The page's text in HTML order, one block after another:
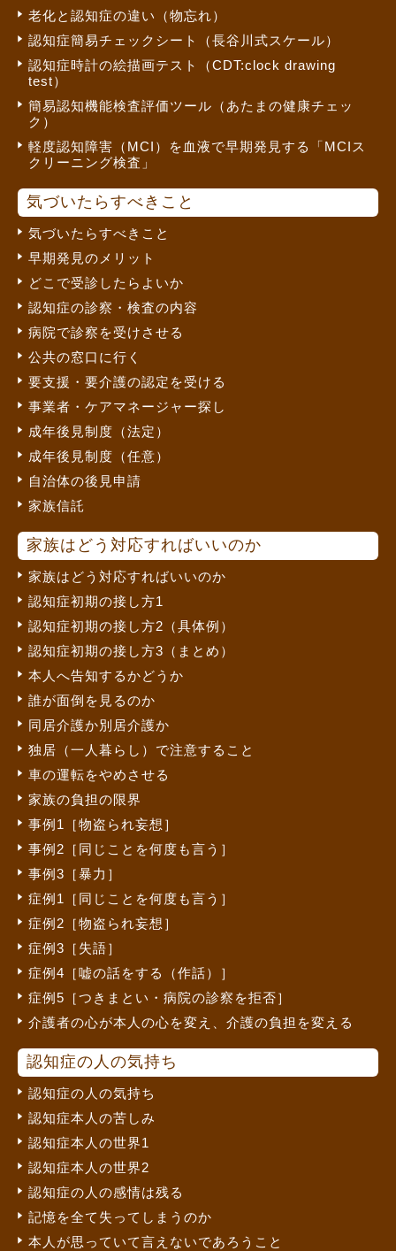
老化と認知症の違い（物忘れ）
認知症簡易チェックシート（長谷川式スケール）
認知症時計の絵描画テスト（CDT:clock drawing
test）
簡易認知機能検査評価ツール（あたまの健康チェッ
ク）
軽度認知障害（MCI）を血液で早期発見する「MCIス
クリーニング検査」
気づいたらすべきこと
気づいたらすべきこと
早期発見のメリット
どこで受診したらよいか
認知症の診察・検査の内容
病院で診察を受けさせる
公共の窓口に行く
要支援・要介護の認定を受ける
事業者・ケアマネージャー探し
成年後見制度（法定）
成年後見制度（任意）
自治体の後見申請
家族信託
家族はどう対応すればいいのか
家族はどう対応すればいいのか
認知症初期の接し方1
認知症初期の接し方2（具体例）
認知症初期の接し方3（まとめ）
本人へ告知するかどうか
誰が面倒を見るのか
同居介護か別居介護か
独居（一人暮らし）で注意すること
車の運転をやめさせる
家族の負担の限界
事例1［物盗られ妄想］
事例2［同じことを何度も言う］
事例3［暴力］
症例1［同じことを何度も言う］
症例2［物盗られ妄想］
症例3［失語］
症例4［嘘の話をする（作話）］
症例5［つきまとい・病院の診察を拒否］
介護者の心が本人の心を変え、介護の負担を変える
認知症の人の気持ち
認知症の人の気持ち
認知症本人の苦しみ
認知症本人の世界1
認知症本人の世界2
認知症の人の感情は残る
記憶を全て失ってしまうのか
本人が思っていて言えないであろうこと